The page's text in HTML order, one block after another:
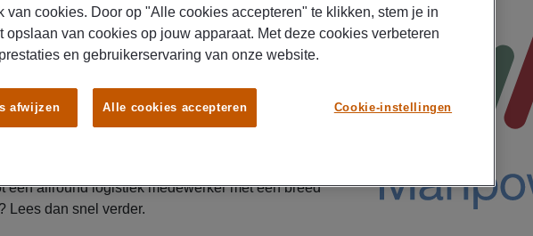
en zoek je een logistieke functie met
Voor een bedrijf in Gronsveld
Medewerker
die zich voor langere tijd wil
Je start met een uitgebreid inwerktraject van
zodat je alle processen goed leert kennen.
een allround logistiek medewerker met een breed
Lees dan snel verder.
van cookies. Door op "Alle cookies accepteren" te klikken, stem je in
opslaan van cookies op jouw apparaat. Met deze cookies verbeteren
en gebruikerservaring van onze website.
Cookie-instellingen
afwijzen Alle cookies accepteren